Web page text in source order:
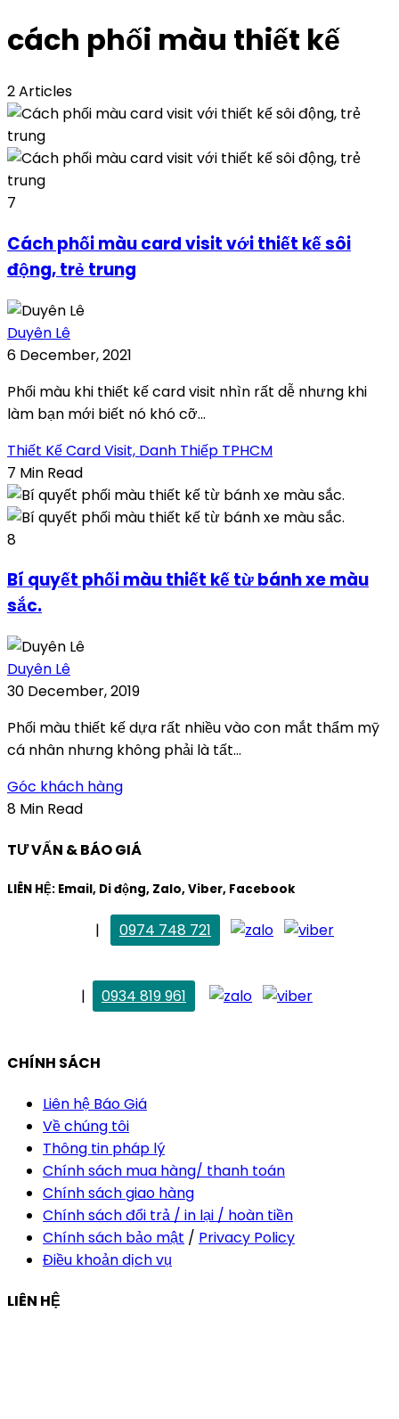
cách phối màu thiết kế
2 Articles
7
Cách phối màu card visit với thiết kế sôi
động, trẻ trung
Duyên Lê
6 December, 2021
Phối màu khi thiết kế card visit nhìn rất dễ nhưng khi
làm bạn mới biết nó khó cỡ...
Thiết Kế Card Visit, Danh Thiếp TPHCM
7 Min Read
8
Bí quyết phối màu thiết kế từ bánh xe màu
sắc.
Duyên Lê
30 December, 2019
Phối màu thiết kế dựa rất nhiều vào con mắt thẩm mỹ
cá nhân nhưng không phải là tất...
Góc khách hàng
8 Min Read
TƯ VẤN & BÁO GIÁ
LIÊN HỆ: Email, Di động, Zalo, Viber, Facebook
|
0974 748 721
|
0934 819 961
CHÍNH SÁCH
Liên hệ Báo Giá
Về chúng tôi
Thông tin pháp lý
Chính sách mua hàng/ thanh toán
Chính sách giao hàng
Chính sách đổi trả / in lại / hoàn tiền
Chính sách bảo mật / Privacy Policy
Điều khoản dịch vụ
LIÊN HỆ